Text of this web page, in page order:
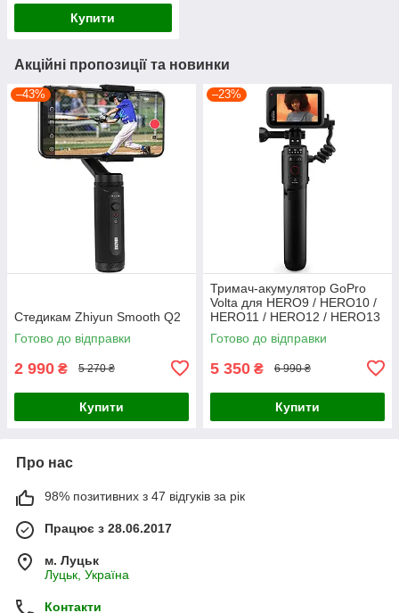
Купити
Акційні пропозиції та новинки
–43%
Стедикам Zhiyun Smooth Q2
Готово до відправки
2 990 ₴ 5 270 ₴
Купити
–23%
Тримач-акумулятор GoPro
Volta для HERO9 / HERO10 /
HERO11 / HERO12 / HERO13
та MAX (APHGM-001-EU)
Готово до відправки
5 350 ₴ 6 990 ₴
Купити
Про нас
98% позитивних з 47 відгуків за рік
Працює з 28.06.2017
м. Луцьк
Луцьк, Україна
Контакти